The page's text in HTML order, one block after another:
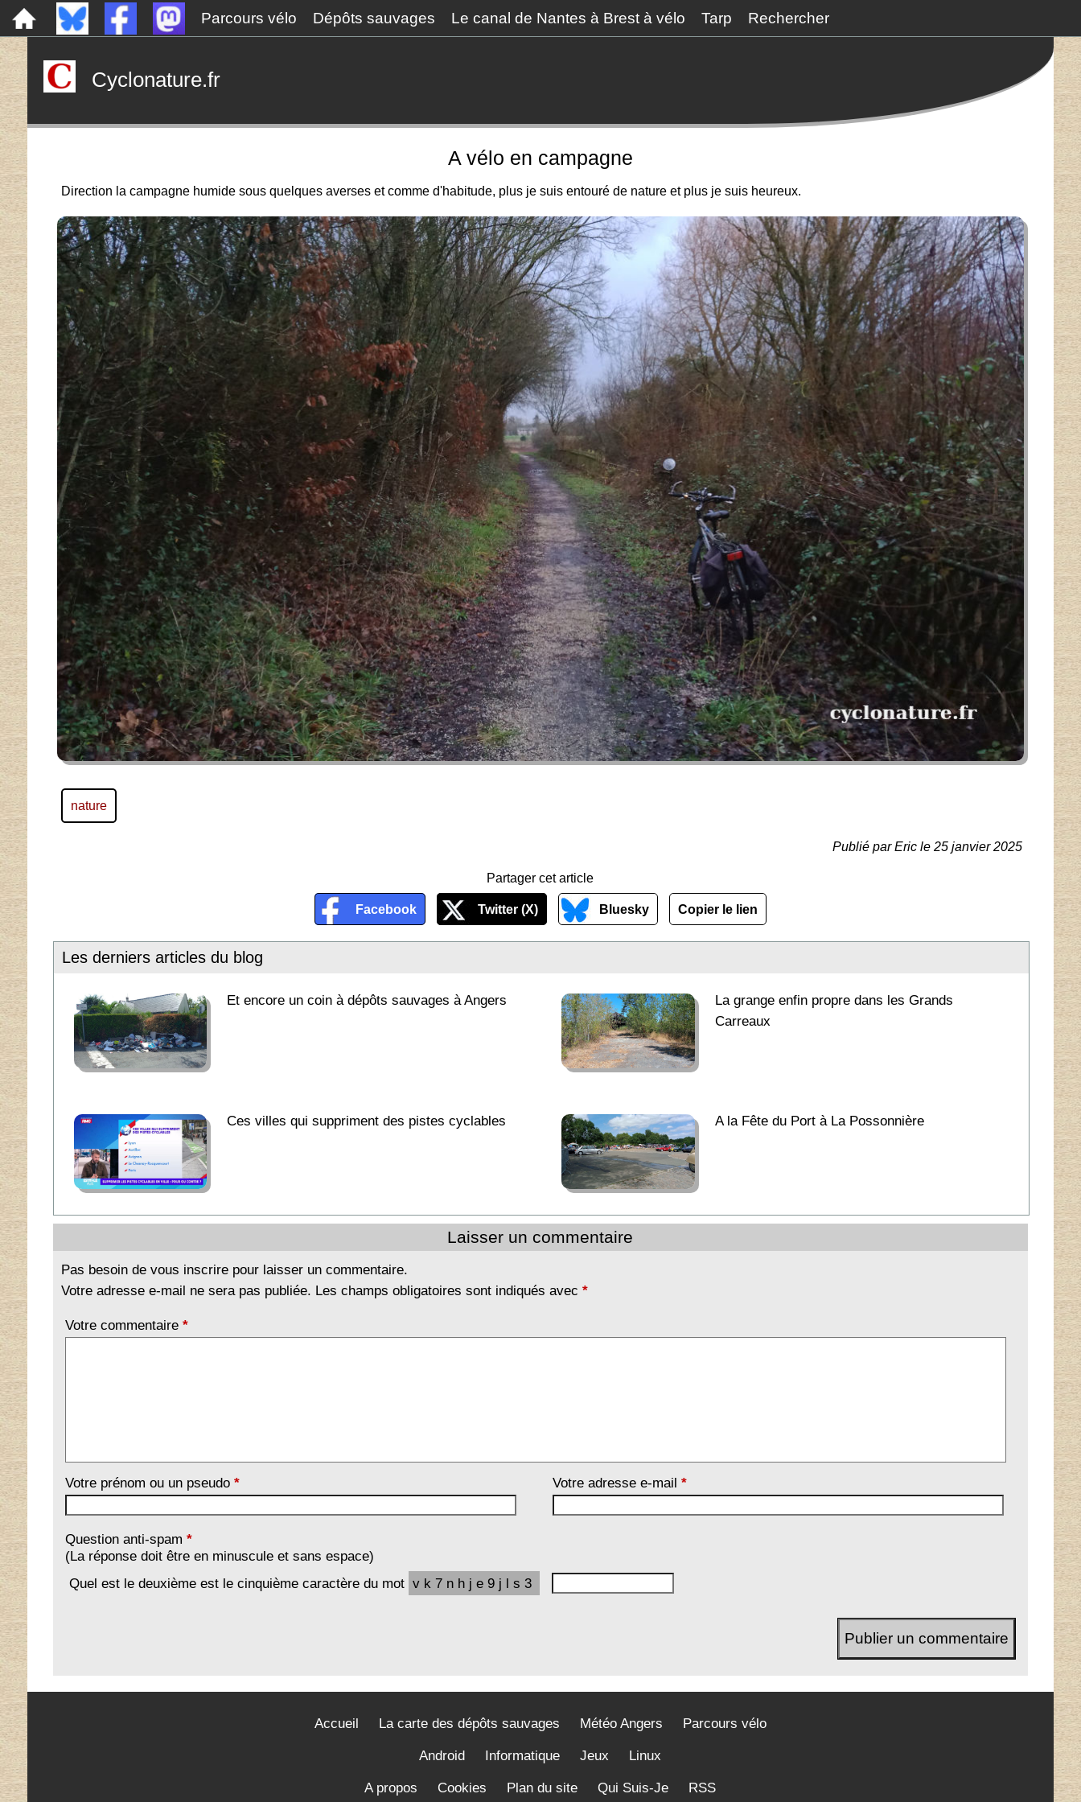
Parcours vélo Dépôts sauvages Le canal de Nantes à Brest à vélo Tarp Rechercher
Cyclonature.fr
A vélo en campagne
Direction la campagne humide sous quelques averses et comme d'habitude, plus je suis entouré de nature et plus je suis heureux.
nature
Publié par Eric le 25 janvier 2025
Partager cet article
Facebook Twitter (X) Bluesky Copier le lien
Les derniers articles du blog
Et encore un coin à dépôts sauvages à Angers
La grange enfin propre dans les Grands
Carreaux
Ces villes qui suppriment des pistes cyclables A la Fête du Port à La Possonnière
Laisser un commentaire
Pas besoin de vous inscrire pour laisser un commentaire.
Votre adresse e-mail ne sera pas publiée. Les champs obligatoires sont indiqués avec *
Votre commentaire *
Votre prénom ou un pseudo * Votre adresse e-mail *
Question anti-spam *
(La réponse doit être en minuscule et sans espace)
Quel est le deuxième est le cinquième caractère du mot vk7nhje9jls3
Accueil La carte des dépôts sauvages Météo Angers Parcours vélo
Android Informatique Jeux Linux
A propos Cookies Plan du site Qui Suis-Je RSS